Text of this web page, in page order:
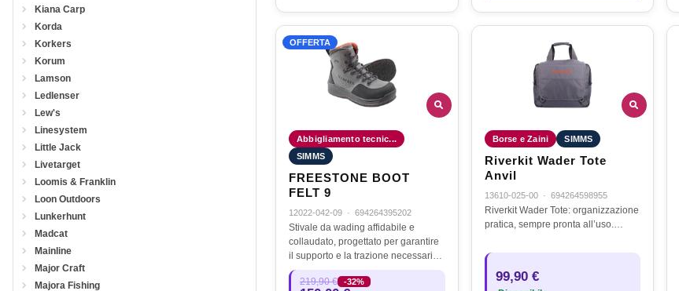
Kiana Carp
Korda
Korkers
Korum
Lamson
Ledlenser
Lew's
Linesystem
Little Jack
Livetarget
Loomis & Franklin
Loon Outdoors
Lunkerhunt
Madcat
Mainline
Major Craft
Majora Fishing
OFFERTA
Abbigliamento tecnic...
SIMMS
FREESTONE BOOT
FELT 9
12022-042-09 · 694264395202
Stivale da wading affidabile e
collaudato, progettato per garantire
il supporto e la trazione necessari
nell’affrontare letti di fiumi rocciosi e
condizioni impegnative.Ideale per
219,90 € -32%
Borse e Zaini SIMMS
Riverkit Wader Tote
Anvil
13610-025-00 · 694264598955
Riverkit Wader Tote: organizzazione
pratica, sempre pronta all’uso.…
99,90 €